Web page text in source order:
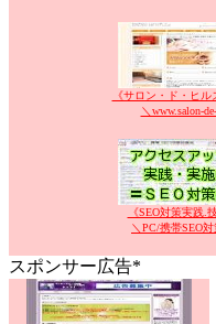
《サロン・ド・ヒル
＼www.salon-
《SEO対策実践.
＼PC/携帯SEO
スポンサー広告*